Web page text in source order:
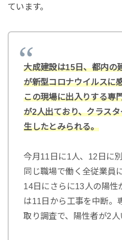
ています。
大成建設は15日、都内の
が新型コロナウイルスに
この現場に出入りする専
が2人出ており、クラス
生したとみられる。
今月11日に1人、12日に
同じ職場で働く全従業員
14日にさらに13人の陽性
は11日から工事を中断。
取り調査で、陽性者が2人